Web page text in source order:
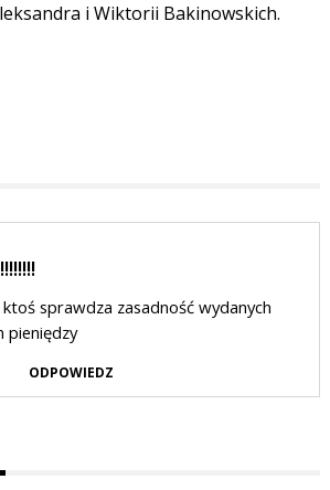
i Wiktorii Bakinowskich.
ktoś sprawdza zasadność wydanych
pieniędzy
ODPOWIEDZ